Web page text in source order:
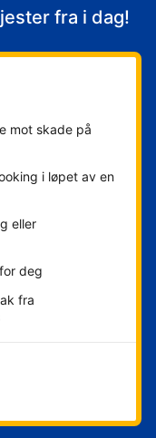
fra i dag!
mot skade på
i løpet av en
eller
deg
fra